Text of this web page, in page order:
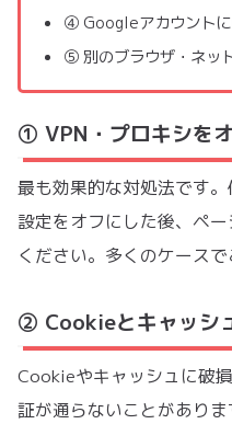
④ Googleアカウントに
⑤ 別のブラウザ・ネッ
① VPN・プロキシを
最も効果的な対処法です
設定をオフにした後、ペ
ください。多くのケースで
② Cookieとキャッシ
Cookieやキャッシュに破
証が通らないことがありま